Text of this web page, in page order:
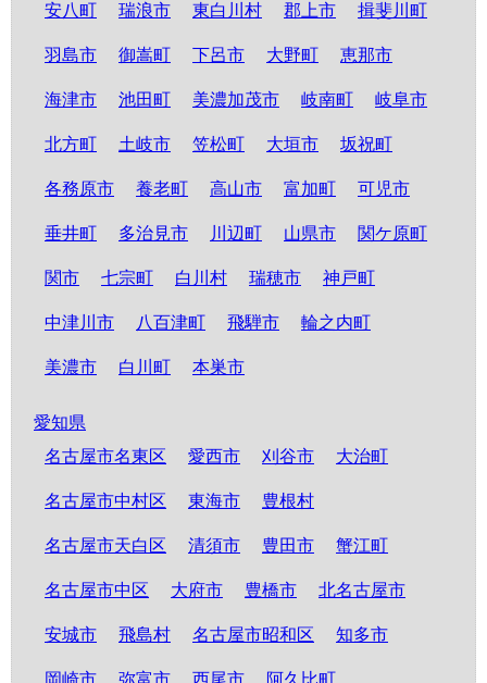
安八町
瑞浪市 東白川村 郡上市 揖斐川町
羽島市 御嵩町 下呂市 大野町 恵那市
海津市 池田町 美濃加茂市 岐南町 岐阜市
北方町 土岐市 笠松町 大垣市 坂祝町
各務原市 養老町 高山市 富加町 可児市
垂井町 多治見市 川辺町 山県市 関ケ原町
関市 七宗町 白川村 瑞穂市 神戸町
中津川市 八百津町 飛騨市 輪之内町
美濃市 白川町 本巣市
愛知県
名古屋市名東区
愛西市 刈谷市 大治町
名古屋市中村区 東海市 豊根村
名古屋市天白区 清須市 豊田市 蟹江町
名古屋市中区 大府市 豊橋市 北名古屋市
安城市 飛島村 名古屋市昭和区 知多市
岡崎市 弥富市 西尾市 阿久比町